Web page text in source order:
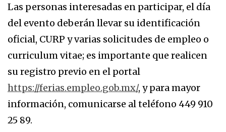
Las personas interesadas en participar, el día
del evento deberán llevar su identificación
oficial, CURP y varias solicitudes de empleo o
curriculum vitae; es importante que realicen
su registro previo en el portal
https://ferias.empleo.gob.mx/, y para mayor
información, comunicarse al teléfono 449 910
25 89.